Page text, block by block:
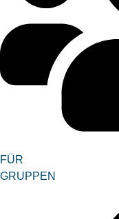
FÜR
GRUPPEN